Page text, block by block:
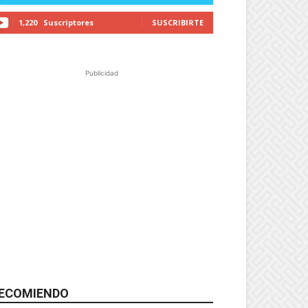
1,220 Suscriptores SUSCRIBIRTE
Publicidad